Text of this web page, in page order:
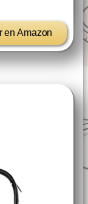
en Amazon